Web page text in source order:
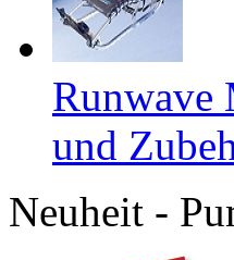
Runwave
und
Neuheit -